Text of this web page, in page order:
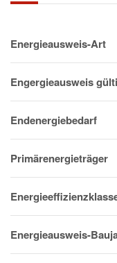
Energieausweis-Art
Engergieausweis
Endenergiebedarf
Primärenergieträger
Energieausweis-